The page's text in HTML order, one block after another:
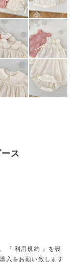
ス
『 利用規約 』を設
入をお願い致します